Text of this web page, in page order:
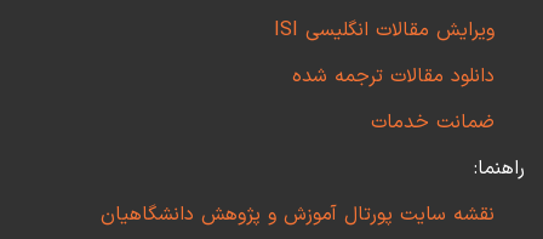
ویرایش مقالات انگلیسی ISI
دانلود مقالات ترجمه شده
ضمانت خدمات
راهنما:
نقشه سایت پورتال آموزش و پژوهش دانشگاهیان